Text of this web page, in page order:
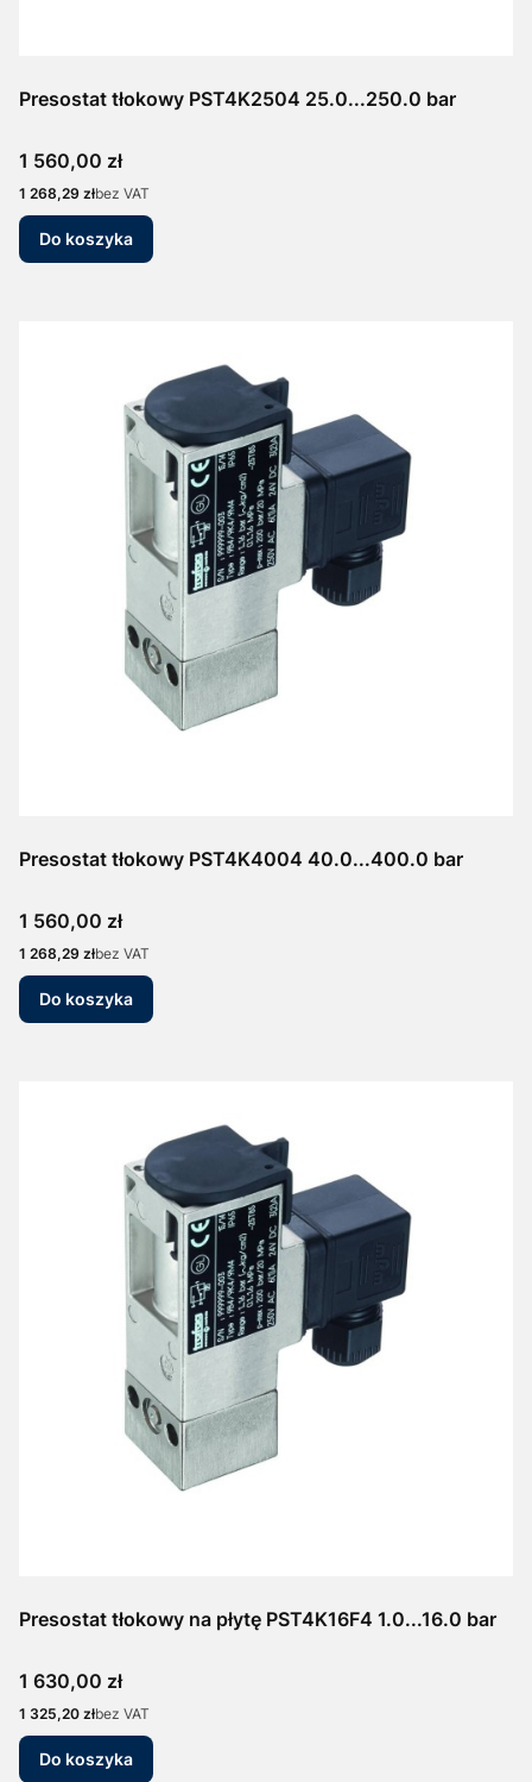
Presostat tłokowy PST4K2504 25.0...250.0 bar
Cena
1 560,00 zł
Cena
1 268,29 złbez VAT
Do koszyka
Presostat tłokowy PST4K4004 40.0...400.0 bar
Cena
1 560,00 zł
Cena
1 268,29 złbez VAT
Do koszyka
Presostat tłokowy na płytę PST4K16F4 1.0...16.0 bar
Cena
1 630,00 zł
Cena
1 325,20 złbez VAT
Do koszyka